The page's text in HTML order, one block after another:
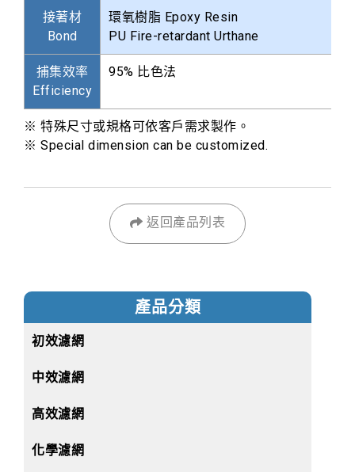
產品分類
初效濾網
中效濾網
高效濾網
化學濾網
接著材
Bond
環氧樹脂 Epoxy Resin
PU Fire-retardant Urthane
捕集效率
Efficiency
95% 比色法
※ 特殊尺寸或規格可依客戶需求製作。
※ Special dimension can be customized.
返回產品列表